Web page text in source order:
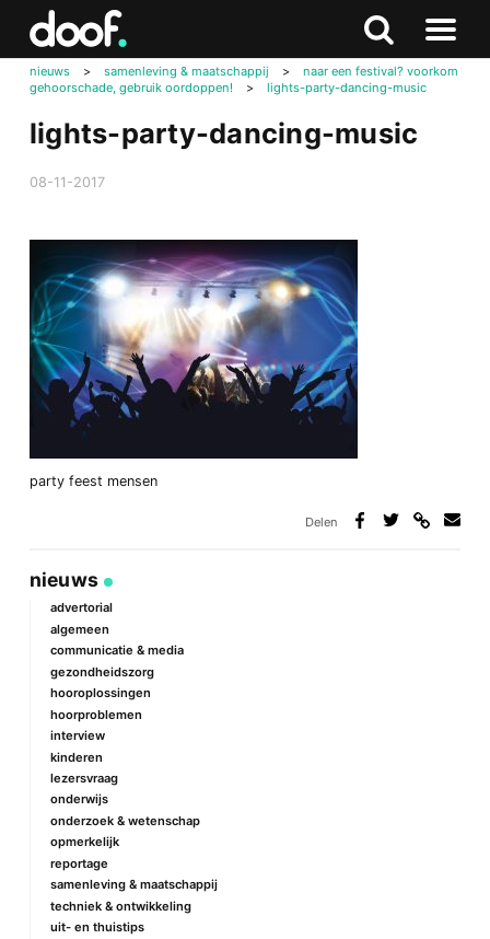
Zoeken
Naar
menu
nieuws > samenleving & maatschappij >
naar een festival? voorkom
gehoorschade, gebruik oordoppen!
> lights-party-dancing-music
lights-party-dancing-music
08-11-2017
party feest mensen
Delen
nieuws
advertorial
algemeen
communicatie & media
gezondheidszorg
hooroplossingen
hoorproblemen
interview
kinderen
lezersvraag
onderwijs
onderzoek & wetenschap
opmerkelijk
reportage
samenleving & maatschappij
techniek & ontwikkeling
uit- en thuistips
Doof.nl
Zoeken
naar
boven